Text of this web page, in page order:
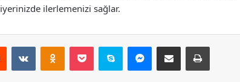
ilerlemenizi sağlar.
Reddit VKontakteOdnoklassniki
Pocket Skype Messenger
E-Posta ile paylaş Yazdır